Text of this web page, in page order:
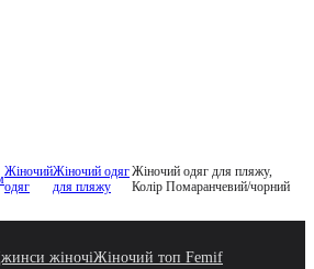
Жіночий
одяг
Жіночий одяг
для пляжу
Жіночий одяг для пляжу,
Колір Помаранчевий/чорний
жіночіЖіночий топ Femif